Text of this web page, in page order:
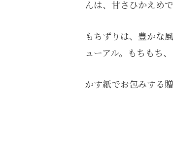
んは、甘さひかえめ
もちずりは、豊かな
ューアル。もちもち
かす紙でお包みする